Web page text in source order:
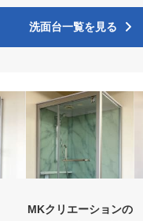
洗面台一覧を見る
MKクリエーションの